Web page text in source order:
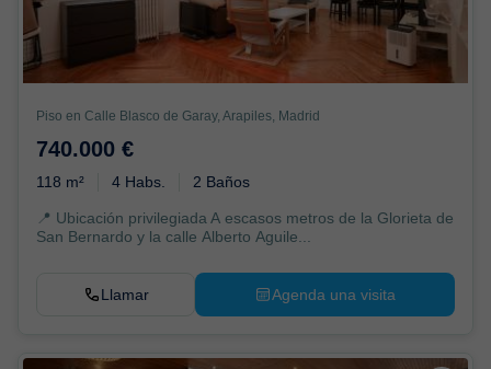
Piso en Calle Blasco de Garay, Arapiles, Madrid
740.000 €
118 m² 4 Habs. 2 Baños
📍 Ubicación privilegiada A escasos metros de la Glorieta de
San Bernardo y la calle Alberto Aguile...
Llamar Agenda una visita